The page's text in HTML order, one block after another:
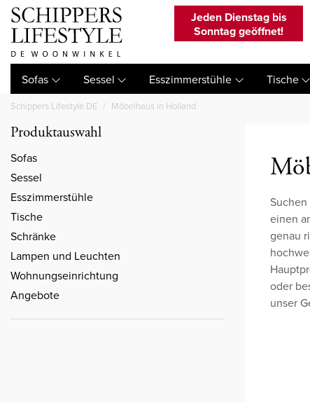
Jeden Dienstag bis
Sonntag geöffnet!
Sofas Sessel Esszimmerstühle Tische
Schippers Lifestyle DE Möbelhaus in Holland
Produktauswahl
Sofas
Sessel
Esszimmerstühle
Tische
Schränke
Lampen und Leuchten
Wohnungseinrichtung
Angebote
einen
genau
oder
unser